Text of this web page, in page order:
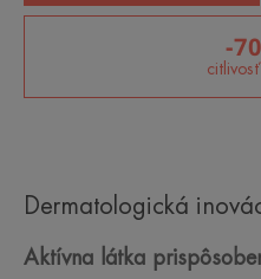
-
Dermatologická
Aktívna látka